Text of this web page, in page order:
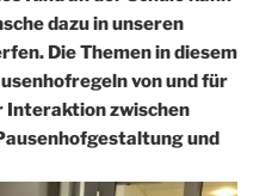
dazu in unseren
Die Themen in diesem
von und für
Interaktion zwischen
und